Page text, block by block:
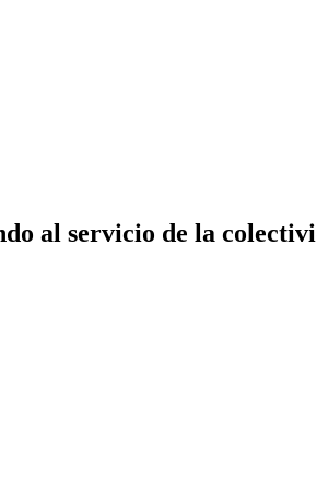
al servicio de la